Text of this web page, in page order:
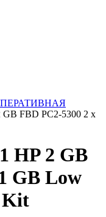
GB FBD PC2-5300 2 x
HP 2 GB
GB Low
Kit